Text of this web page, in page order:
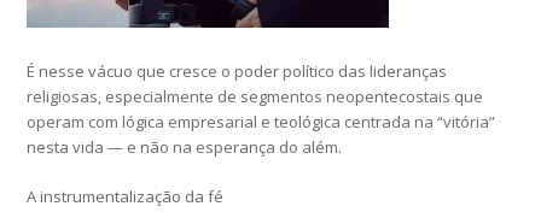
É nesse vácuo que cresce o poder político das lideranças
religiosas, especialmente de segmentos neopentecostais que
operam com lógica empresarial e teológica centrada na “vitória”
nesta vida — e não na esperança do além.
A instrumentalização da fé